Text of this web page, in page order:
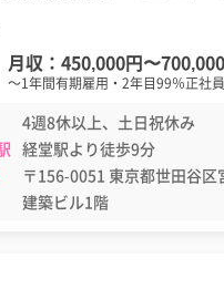
月収： 450,000円〜
～1年間有期雇用・2年目99％正社
4週8休以上、土日祝休み
経堂駅より徒歩9分
〒156-0051 東京都世田谷
建築ビル1階